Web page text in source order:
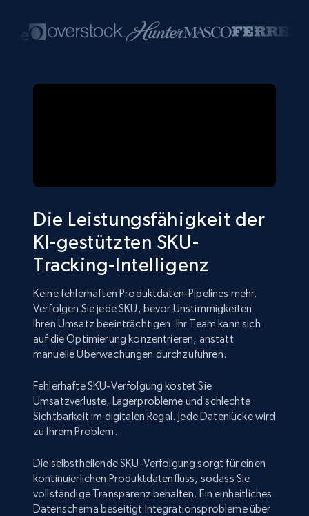
Die Leistungsfähigkeit der
KI-gestützten SKU-
Tracking-Intelligenz
Keine fehlerhaften Produktdaten-Pipelines mehr.
Verfolgen Sie jede SKU, bevor Unstimmigkeiten
Ihren Umsatz beeinträchtigen. Ihr Team kann sich
auf die Optimierung konzentrieren, anstatt
manuelle Überwachungen durchzuführen.
Fehlerhafte SKU-Verfolgung kostet Sie
Umsatzverluste, Lagerprobleme und schlechte
Sichtbarkeit im digitalen Regal. Jede Datenlücke wird
zu Ihrem Problem.
Die selbstheilende SKU-Verfolgung sorgt für einen
kontinuierlichen Produktdatenfluss, sodass Sie
vollständige Transparenz behalten. Ein einheitliches
Datenschema beseitigt Integrationsprobleme über